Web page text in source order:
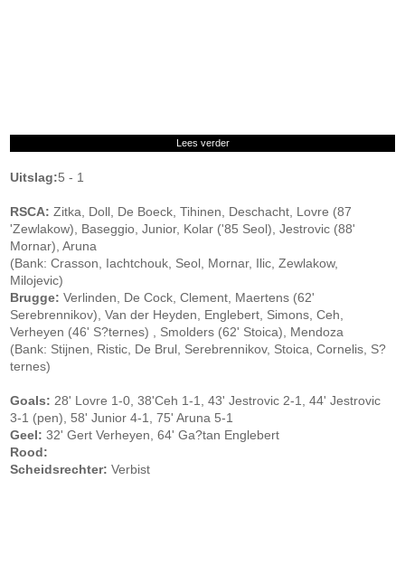
Lees verder
Uitslag:5 - 1
RSCA: Zitka, Doll, De Boeck, Tihinen, Deschacht, Lovre (87
'Zewlakow), Baseggio, Junior, Kolar ('85 Seol), Jestrovic (88'
Mornar), Aruna
(Bank: Crasson, Iachtchouk, Seol, Mornar, Ilic, Zewlakow,
Milojevic)
Brugge: Verlinden, De Cock, Clement, Maertens (62'
Serebrennikov), Van der Heyden, Englebert, Simons, Ceh,
Verheyen (46' S?ternes) , Smolders (62' Stoica), Mendoza
(Bank: Stijnen, Ristic, De Brul, Serebrennikov, Stoica, Cornelis, S?
ternes)
Goals: 28' Lovre 1-0, 38'Ceh 1-1, 43' Jestrovic 2-1, 44' Jestrovic
3-1 (pen), 58' Junior 4-1, 75' Aruna 5-1
Geel: 32' Gert Verheyen, 64' Ga?tan Englebert
Rood:
Scheidsrechter: Verbist